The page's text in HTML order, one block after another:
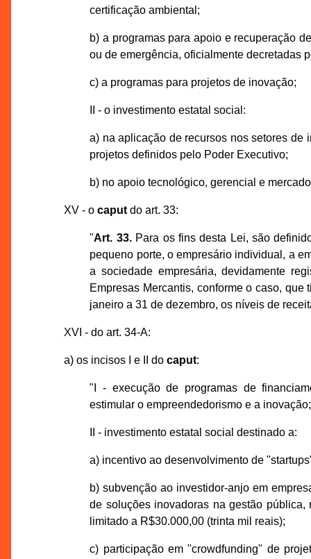
certificação ambiental;
b) a programas para apoio e recuperação
ou de emergência, oficialmente decretadas
c) a programas para projetos de inovação;
II - o investimento estatal social:
a) na aplicação de recursos nos setores de
projetos definidos pelo Poder Executivo;
b) no apoio tecnológico, gerencial e
XV - o caputdo art. 33:
"Art. 33.Para os fins desta Lei, são
pequeno porte, o empresário individual, a
a sociedade empresária, devidamente
Empresas Mercantis, conforme o caso,
janeiro a 31 de dezembro, os níveis de
XVI - do art. 34-A:
a) os incisos I e II do caput:
"I - execução de programas de
estimular o empreendedorismo e a inovação;
II - investimento estatal social destinado a:
a) incentivo ao desenvolvimento de
b) subvenção ao investidor-anjo em
de soluções inovadoras na gestão
limitado a R$30.000,00 (trinta mil reais);
c) participação em "crowdfunding" de